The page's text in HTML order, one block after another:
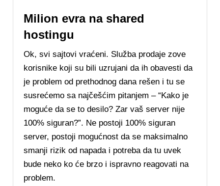
Milion evra na shared
hostingu
Ok, svi sajtovi vraćeni. Služba prodaje zove
korisnike koji su bili uzrujani da ih obavesti da
je problem od prethodnog dana rešen i tu se
susrećemo sa najčešćim pitanjem – “Kako je
moguće da se to desilo? Zar vaš server nije
100% siguran?”. Ne postoji 100% siguran
server, postoji mogućnost da se maksimalno
smanji rizik od napada i potreba da tu uvek
bude neko ko će brzo i ispravno reagovati na
problem.